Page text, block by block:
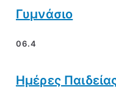
Γυμνάσιο
06.4
Ημέρες